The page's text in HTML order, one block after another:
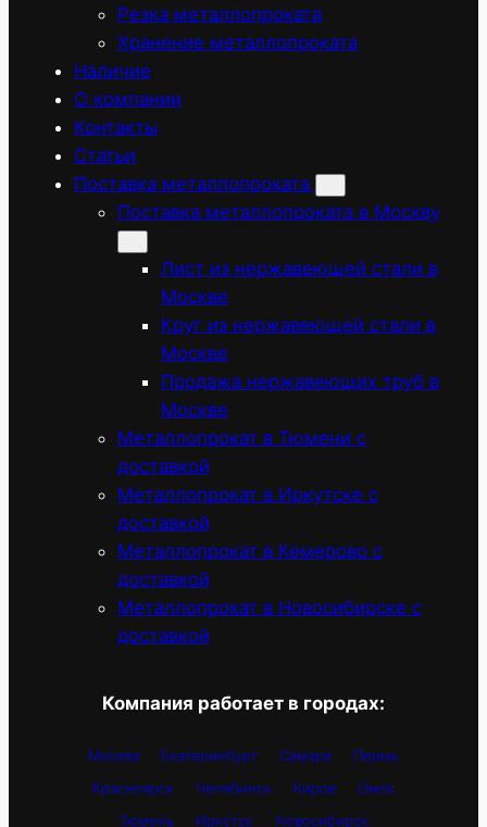
Резка металлопроката
Хранение металлопроката
Наличие
О компании
Контакты
Статьи
Поставка металлопроката
Поставка металлопроката в Москву
Лист из нержавеющей стали в
Москве
Круг из нержавеющей стали в
Москве
Продажа нержавеющих труб в
Москве
Металлопрокат в Тюмени с
доставкой
Металлопрокат в Иркутске с
доставкой
Металлопрокат в Кемерово с
доставкой
Металлопрокат в Новосибирске с
доставкой
Компания работает в городах:
Москва Екатеринбург Самара
Пермь
Красноярск
Челябинск Киров
Омск
Тюмень
Иркутск Новосибирск